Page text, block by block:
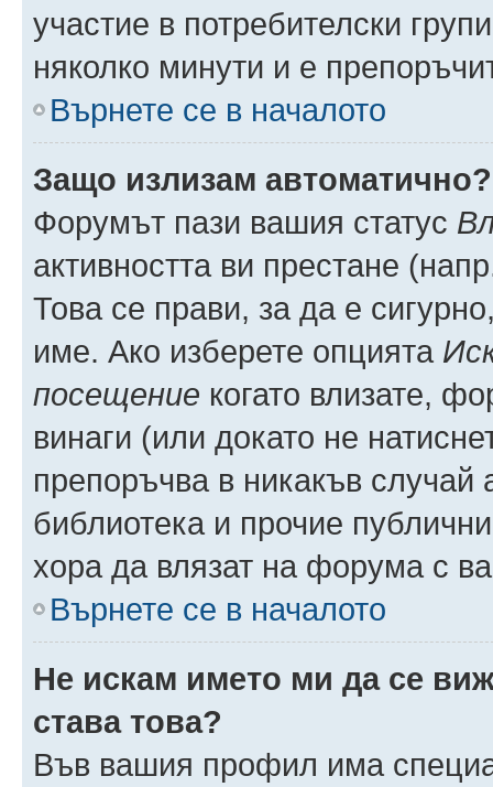
участие в потребителски
няколко минути и е
Върнете се в началото
Защо излизам автоматично?
Форумът пази вашия статус
активността ви престане
Това се прави, за да е
име. Ако изберете опцията
посещение когато влизате,
винаги (или докато не
препоръчва в никакъв случай
библиотека и прочие
хора да влязат на форума с
Върнете се в началото
Не искам името ми да се
става това?
Във вашия профил има